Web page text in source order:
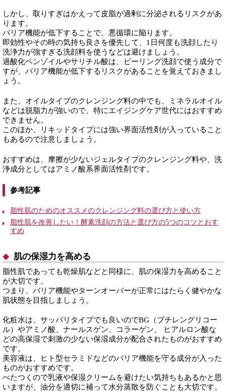
しかし、取りすぎはかえって皮脂が過剰に分泌されるリスクがあ
ります。
バリア機能が低下することで、悪循環に陥ります。
即効性やその時の気持ち良さを優先して、1日何度も洗顔したり
洗浄力が強すぎる洗顔料を使うなどは避けましょう。
過酸化ベンゾイルやサリチル酸は、ピーリング洗顔で使う成分で
すが、バリア機能が低下するリスクがあることを覚えておきまし
ょう。
また、オイルタイプのクレンジング料の中でも、ミネラルオイル
などは脱脂力が強いので、特にエイジングケア世代にはおすすめ
できません。
このほか、リキッドタイプには強い界面活性剤が入っていること
もあるので注意しましょう。
おすすめは、摩擦が少ないジェルタイプのクレンジング料や、洗
浄成分としてはアミノ酸系界面活性剤です。
参考記事
脂性肌のためのオススメのクレンジング料の選び方と使い方
脂性肌を改善したい！酵素洗顔の方法と選び方の5つのコツとおす
すめ
肌の保湿力を高める
脂性肌であっても乾燥肌などと同様に、肌の保湿力を高めること
が大切です。
つまり、バリア機能やターンオーバーが正常にはたらく健やかな
肌状態を目指しましょう。
化粧水は、サッパリタイプでも良いのでBG（ブチレングリコー
ル）やアミノ酸、ナールスゲン、コラーゲン、 ヒアルロン酸な
どの高保湿で刺激の少ない保湿成分が配合されたものがおすすめ
です。
美容液は、ヒト型セラミドなどのバリア機能を守る成分が入った
ものがおすすめです。
べたつくので乳液や保湿クリームを避けたい気持ちもあるかと思
いますが、油分を適切に補って水分蒸散を防ぐことも大切です。